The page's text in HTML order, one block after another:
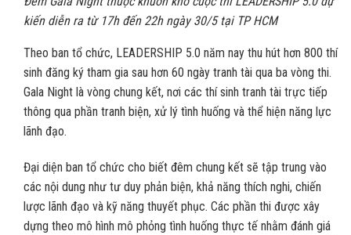
kiến diễn ra từ 17h đến 22h ngày 30/5 tại TP HCM
Theo ban tổ chức, LEADERSHIP 5.0 năm nay thu hút hơn 800 thí
sinh đăng ký tham gia sau hơn 60 ngày tranh tài qua ba vòng thi.
Gala Night là vòng chung kết, nơi các thí sinh tranh tài trực tiếp
thông qua phần tranh biện, xử lý tình huống và thể hiện năng lực
lãnh đạo.
Đại diện ban tổ chức cho biết đêm chung kết sẽ tập trung vào
các nội dung như tư duy phản biện, khả năng thích nghi, chiến
lược lãnh đạo và kỹ năng thuyết phục. Các phần thi được xây
dựng theo mô hình mô phỏng tình huống thực tế nhằm đánh giá